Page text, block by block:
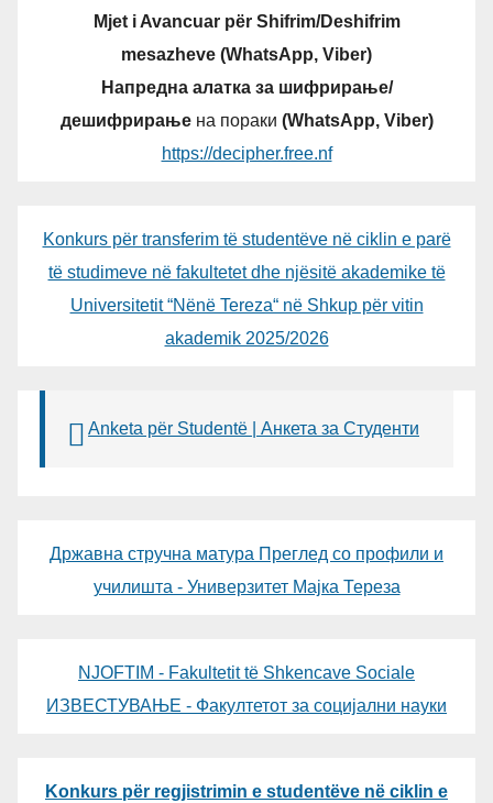
Mjet i Avancuar për Shifrim/Deshifrim
mesazheve (WhatsApp, Viber)
Напредна алатка за шифрирање/
дешифрирањена пораки (WhatsApp, Viber)
https://decipher.free.nf
Konkurs për transferim të studentëve në ciklin e parë
të studimeve në fakultetet dhe njësitë akademike të
Universitetit “Nënë Tereza“ në Shkup për vitin
akademik 2025/2026
Anketa për Studentë | Анкета за Студенти
Државна стручна матура Преглед со профили и
училишта - Универзитет Мајка Тереза
NJOFTIM - Fakultetit të Shkencave Sociale
ИЗВЕСТУВАЊЕ - Факултетот за социјални науки
Konkurs për regjistrimin e studentëve në ciklin e